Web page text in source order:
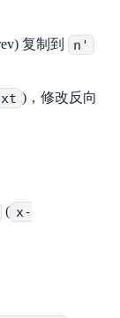
复制到 n'
)，修改反向
( x-